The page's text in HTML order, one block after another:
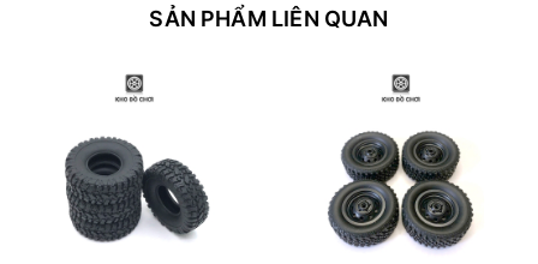
SẢN PHẨM LIÊN QUAN